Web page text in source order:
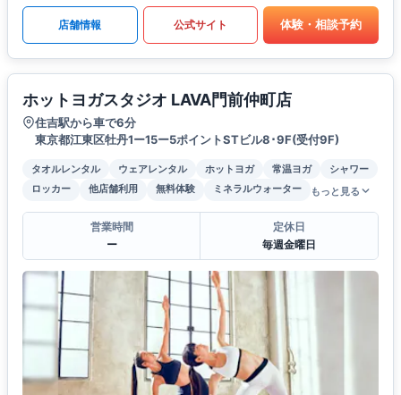
店舗情報 公式サイト 体験・相談予約
ホットヨガスタジオ LAVA門前仲町店
住吉駅から車で6分
東京都江東区牡丹1ー15ー5ポイントSTビル8･9F(受付9F)
タオルレンタル ウェアレンタル ホットヨガ 常温ヨガ
シャワー
ロッカー
他店舗利用 無料体験 ミネラルウォーター もっと見る
営業時間
ー
定休日
毎週金曜日